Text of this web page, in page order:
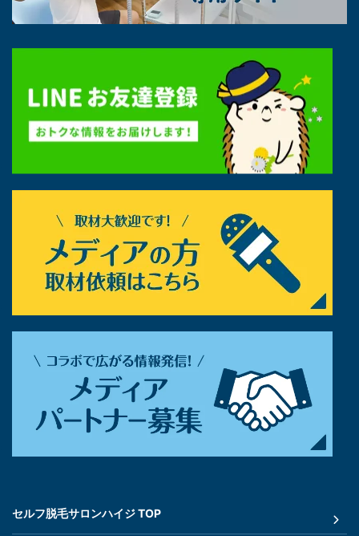
セルフ脱毛サロンハイジ TOP